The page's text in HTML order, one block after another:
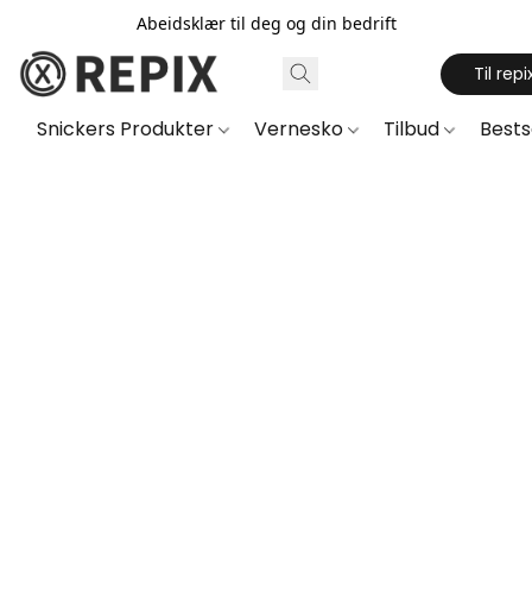
Abeidsklær til deg og din bedrift
Til
Snickers Produkter Vernesko Tilbud